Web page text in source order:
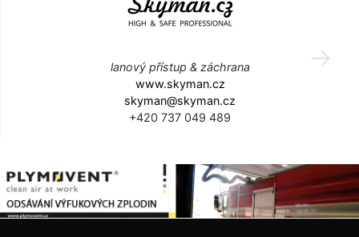
lanový přístup & záchrana
www.skyman.cz
skyman@skyman.cz
+420 737 049 489